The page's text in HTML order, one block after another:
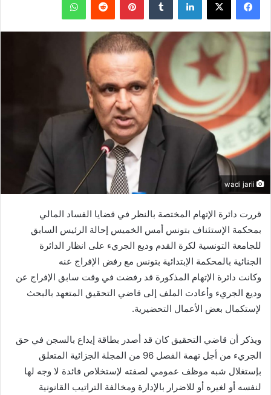
قررت دائرة الإتهام المختصة بالنظر في قضايا الفساد المالي
بمحكمة الإستئناف بتونس أمس الخميس إحالة الرئيس السابق
للجامعة التونسية لكرة القدم وديع الجريء على انظار الدائرة
الجنائية بالمحكمة الإبتدائية بتونس مع رفض الإفراج عنه
وكانت دائرة الإتهام المذكورة قد رفضت في وقت سابق الإفراج عن
وديع الجريء وأعادت الملف إلى قاضي التحقيق المتعهد بالبحث
لإستكمال بعض الأعمال التحضيرية.
ويذكر أن قاضي التحقيق كان قد أصدر بطاقة إيداع بالسجن في حق
الجريء من أجل تهمة الفصل 96 من المجلة الجزائية المتعلق
بإستغلال شبه موظف عمومي لصفته لإستخلاص فائدة لا وجه لها
لنفسه أو لغيره أو للاضرار بالإدارة ومخالفة التراتيب القانونية